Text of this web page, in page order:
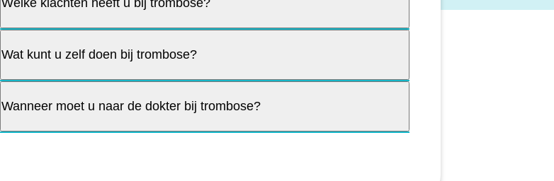
Welke klachten heeft u bij trombose?
Wat kunt u zelf doen bij trombose?
Wanneer moet u naar de dokter bij trombose?